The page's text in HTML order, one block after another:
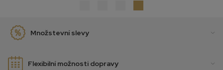
Množstevní slevy
Flexibilní možnosti dopravy